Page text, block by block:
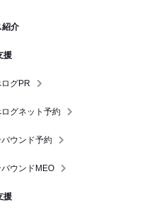
紹介
援
グPR
グネット予約
バウンド予約
バウンドMEO
援